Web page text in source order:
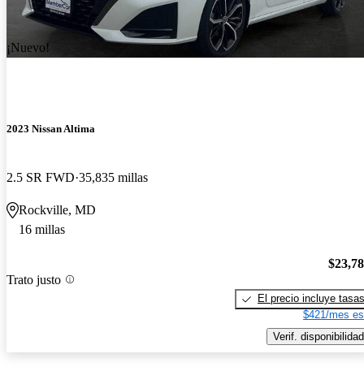
¡Nuevo!
2023 Nissan Altima
2.5 SR FWD 35,835 millas
Rockville, MD
16 millas
Trato justo
El precio incluye tasas
$421/mes
Verif. disponibilidad